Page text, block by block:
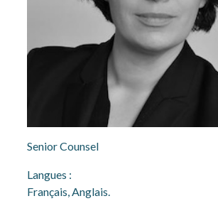
Senior Counsel
Langues :
Français, Anglais.